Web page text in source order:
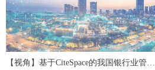
【视角】基于CiteSpace的我国银行业管理